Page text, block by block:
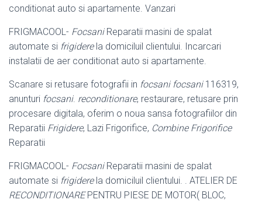
conditionat auto si apartamente. Vanzari
FRIGMACOOL- FocsaniReparatii masini de spalat
automate si frigiderela domiciluil clientului. Incarcari
instalatii de aer conditionat auto si apartamente.
Scanare si retusare fotografii in focsani focsani116319,
anunturi focsani. reconditionare, restaurare, retusare prin
procesare digitala, oferim o noua sansa fotografiilor din
Reparatii Frigidere, Lazi Frigorifice, Combine Frigorifice
Reparatii
FRIGMACOOL- FocsaniReparatii masini de spalat
automate si frigiderela domiciluil clientului. . ATELIER DE
RECONDITIONAREPENTRU PIESE DE MOTOR( BLOC,